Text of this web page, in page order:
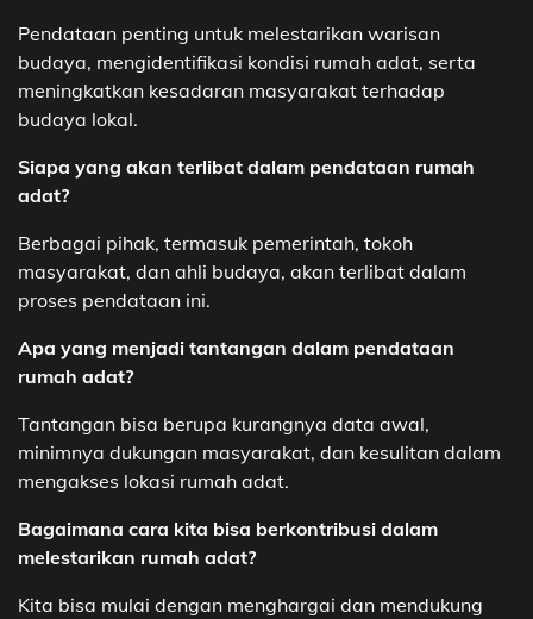
Pendataan penting untuk melestarikan warisan
budaya, mengidentifikasi kondisi rumah adat, serta
meningkatkan kesadaran masyarakat terhadap
budaya lokal.
Siapa yang akan terlibat dalam pendataan rumah
adat?
Berbagai pihak, termasuk pemerintah, tokoh
masyarakat, dan ahli budaya, akan terlibat dalam
proses pendataan ini.
Apa yang menjadi tantangan dalam pendataan
rumah adat?
Tantangan bisa berupa kurangnya data awal,
minimnya dukungan masyarakat, dan kesulitan dalam
mengakses lokasi rumah adat.
Bagaimana cara kita bisa berkontribusi dalam
melestarikan rumah adat?
Kita bisa mulai dengan menghargai dan mendukung